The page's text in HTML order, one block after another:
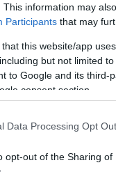
This information may
Participants that may
that this website/app
but not limited
to Google and its third-
consent section.
Data Processing Opt
opt-out of the Sharing of
„Fideszes
posztolt az
Árpád